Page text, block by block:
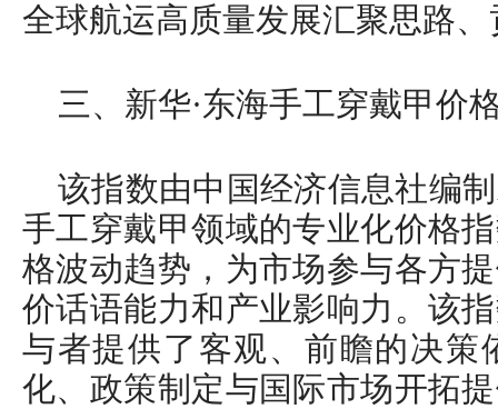
全球航运高质量发展汇聚思路
三、新华·东海手工穿戴甲价
该指数由中国经济信息社编
手工穿戴甲领域的专业化价格
格波动趋势，为市场参与各方
价话语能力和产业影响力。该
与者提供了客观、前瞻的决策
化、政策制定与国际市场开拓